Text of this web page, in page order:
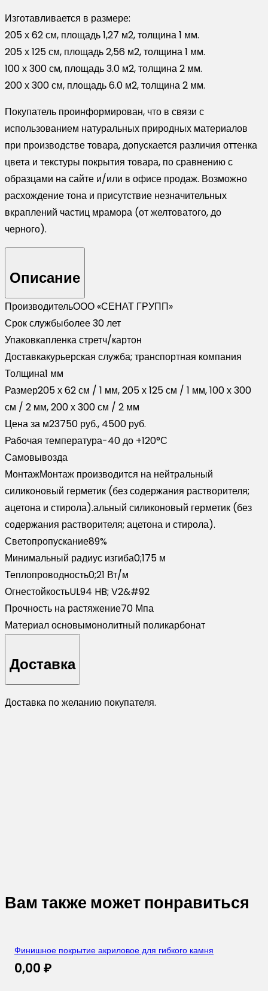
Изготавливается в размере:
205 х 62 см, площадь 1,27 м2, толщина 1 мм.
205 х 125 см, площадь 2,56 м2, толщина 1 мм.
100 х 300 см, площадь 3.0 м2, толщина 2 мм.
200 х 300 см, площадь 6.0 м2, толщина 2 мм.
Покупатель проинформирован, что в связи с
использованием натуральных природных материалов
при производстве товара, допускается различия оттенка
цвета и текстуры покрытия товара, по сравнению с
образцами на сайте и/или в офисе продаж. Возможно
расхождение тона и присутствие незначительных
вкраплений частиц мрамора (от желтоватого, до
черного).
Описание
ПроизводительООО «СЕНАТ ГРУПП»
Срок службыболее 30 лет
Упаковкапленка стретч/картон
Доставкакурьерская служба; транспортная компания
Толщина1 мм
Размер205 х 62 см / 1 мм, 205 х 125 см / 1 мм, 100 х 300
см / 2 мм, 200 х 300 см / 2 мм
Цена за м23750 руб., 4500 руб.
Рабочая температура-40 до +120°С
Самовывозда
МонтажМонтаж производится на нейтральный
силиконовый герметик (без содержания растворителя;
ацетона и стирола).альный силиконовый герметик (без
содержания растворителя; ацетона и стирола).
Светопропускание89%
Минимальный радиус изгиба0;175 м
Теплопроводность0;21 Вт/м
ОгнестойкостьUL94 HB; V2&#92
Прочность на растяжение70 Мпа
Материал основымонолитный поликарбонат
Доставка
Доставка по желанию покупателя.
Вам также может понравиться
Финишное покрытие акриловое для гибкого камня
0,00 ₽